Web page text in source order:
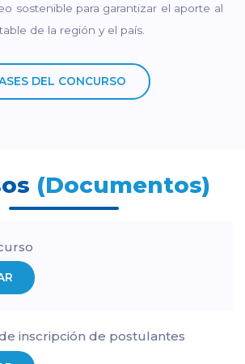
sostenible para garantizar el aporte al
de la región y el país.
DEL CONCURSO
(Documentos)
inscripción de postulantes